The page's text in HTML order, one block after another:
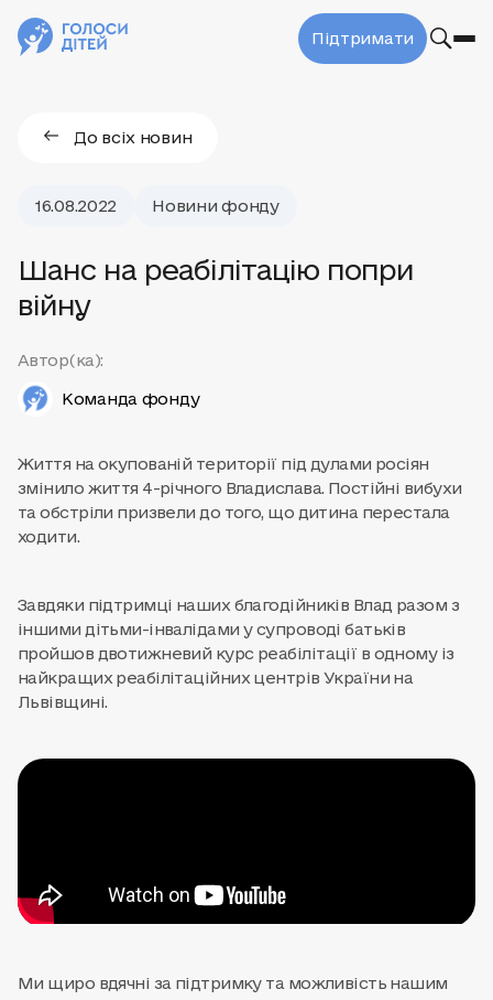
Підтримати
До всіх новин
16.08.2022 Новини фонду
Шанс на реабілітацію попри
війну
Автор(ка):
Команда фонду
Життя на окупованій території під дулами росіян
змінило життя 4-річного Владислава. Постійні вибухи
та обстріли призвели до того, що дитина перестала
ходити.
Завдяки підтримці наших благодійників Влад разом з
іншими дітьми-інвалідами у супроводі батьків
пройшов двотижневий курс реабілітації в одному із
найкращих реабілітаційних центрів України на
Львівщині.
Ми щиро вдячні за підтримку та можливість нашим